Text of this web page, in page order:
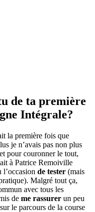
de ta première
Intégrale?
la première fois que
je n’avais pas non plus
pour couronner le tout,
à Patrice Remoiville
l’occasion de tester (mais
Malgré tout ça,
avec tous les
de me rassurer un peu
le parcours de la course